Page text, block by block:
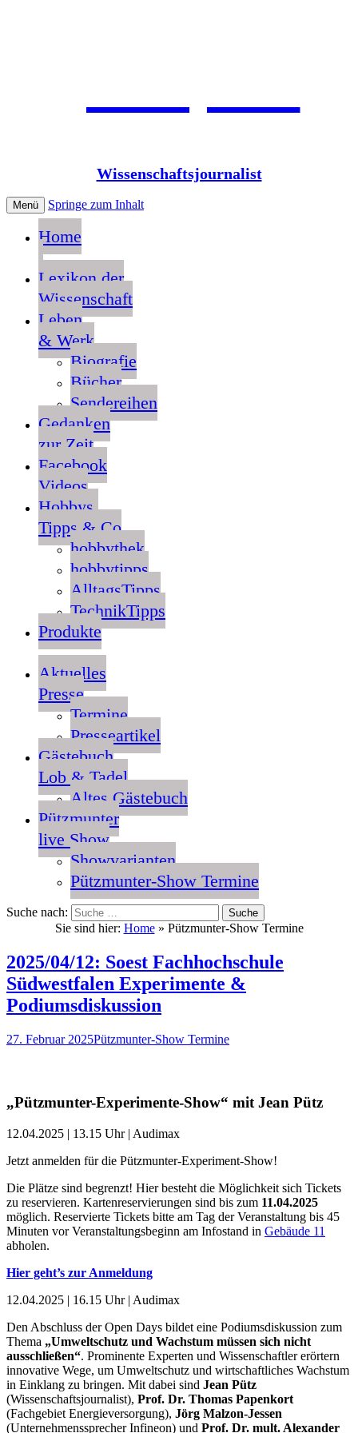
Jean Pütz
Wissenschaftsjournalist
Menü Springe zum Inhalt
Home
Lexikon der
Wissenschaft
Leben
& Werk
Biografie
Bücher
Sendereihen
Gedanken
zur Zeit
Facebook
Videos
Hobbys,
Tipps & Co
hobbythek
hobbytipps
AlltagsTipps
TechnikTipps
Produkte
Aktuelles
Presse
Termine
Presseartikel
Gästebuch
Lob & Tadel
Altes Gästebuch
Pützmunter
live Show
Showvarianten
Pützmunter-Show Termine
Suche nach:
Sie sind hier: Home» Pützmunter-Show Termine
2025/04/12: Soest Fachhochschule
Südwestfalen Experimente &
Podiumsdiskussion
27. Februar 2025Pützmunter-Show Termine
„Pützmunter-Experimente-Show“ mit Jean Pütz
12.04.2025 | 13.15 Uhr | Audimax
Jetzt anmelden für die Pützmunter-Experiment-Show!
Die Plätze sind begrenzt! Hier besteht die Möglichkeit sich Tickets
zu reservieren. Kartenreservierungen sind bis zum 11.04.2025
möglich. Reservierte Tickets bitte am Tag der Veranstaltung bis 45
Minuten vor Veranstaltungsbeginn am Infostand in Gebäude 11
abholen.
Hier geht’s zur Anmeldung
12.04.2025 | 16.15 Uhr | Audimax
Den Abschluss der Open Days bildet eine Podiumsdiskussion zum
Thema „Umweltschutz und Wachstum müssen sich nicht
ausschließen“. Prominente Experten und Wissenschaftler erörtern
innovative Wege, um Umweltschutz und wirtschaftliches Wachstum
in Einklang zu bringen. Mit dabei sind Jean Pütz
(Wissenschaftsjournalist), Prof. Dr. Thomas Papenkort
(Fachgebiet Energieversorgung), Jörg Malzon-Jessen
(Unternehmenssprecher Infineon) und Prof. Dr. mult. Alexander